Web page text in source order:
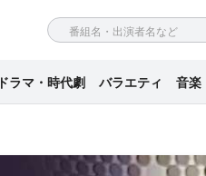
ドラマ・時代劇 バラエティ 音楽